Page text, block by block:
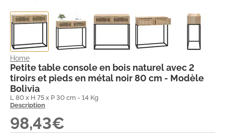
Home
Petite table console en bois naturel avec 2
tiroirs et pieds en métal noir 80 cm - Modèle
Bolivia
L 80 x H 75 x P 30 cm - 14 Kg
Description
98,43€